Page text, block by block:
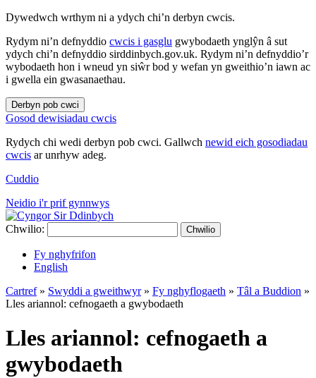
Dywedwch wrthym ni a ydych chi’n derbyn cwcis.
Rydym ni’n defnyddio cwcis i gasglu gwybodaeth ynglŷn â sut
ydych chi’n defnyddio sirddinbych.gov.uk. Rydym ni’n defnyddio’r
wybodaeth hon i wneud yn siŵr bod y wefan yn gweithio’n iawn ac
i gwella ein gwasanaethau.
Derbyn pob cwci
Gosod dewisiadau cwcis
Rydych chi wedi derbyn pob cwci. Gallwch newid eich gosodiadau
cwcis ar unrhyw adeg.
Cuddio
Neidio i'r prif gynnwys
Chwilio: Chwilio
Fy nghyfrifon
English
Cartref» Swyddi a gweithwyr» Fy nghyflogaeth » Tâl a Buddion »
Lles ariannol: cefnogaeth a gwybodaeth
Lles ariannol: cefnogaeth a
gwybodaeth